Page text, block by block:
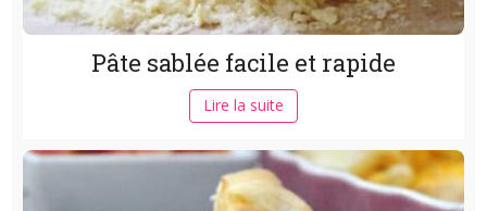
Pâte sablée facile et rapide
Lire la suite